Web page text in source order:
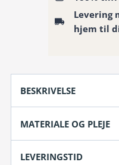
i
blå
antal
Levering
hjem til
BESKRIVELSE
MATERIALE OG PLEJE
LEVERINGSTID